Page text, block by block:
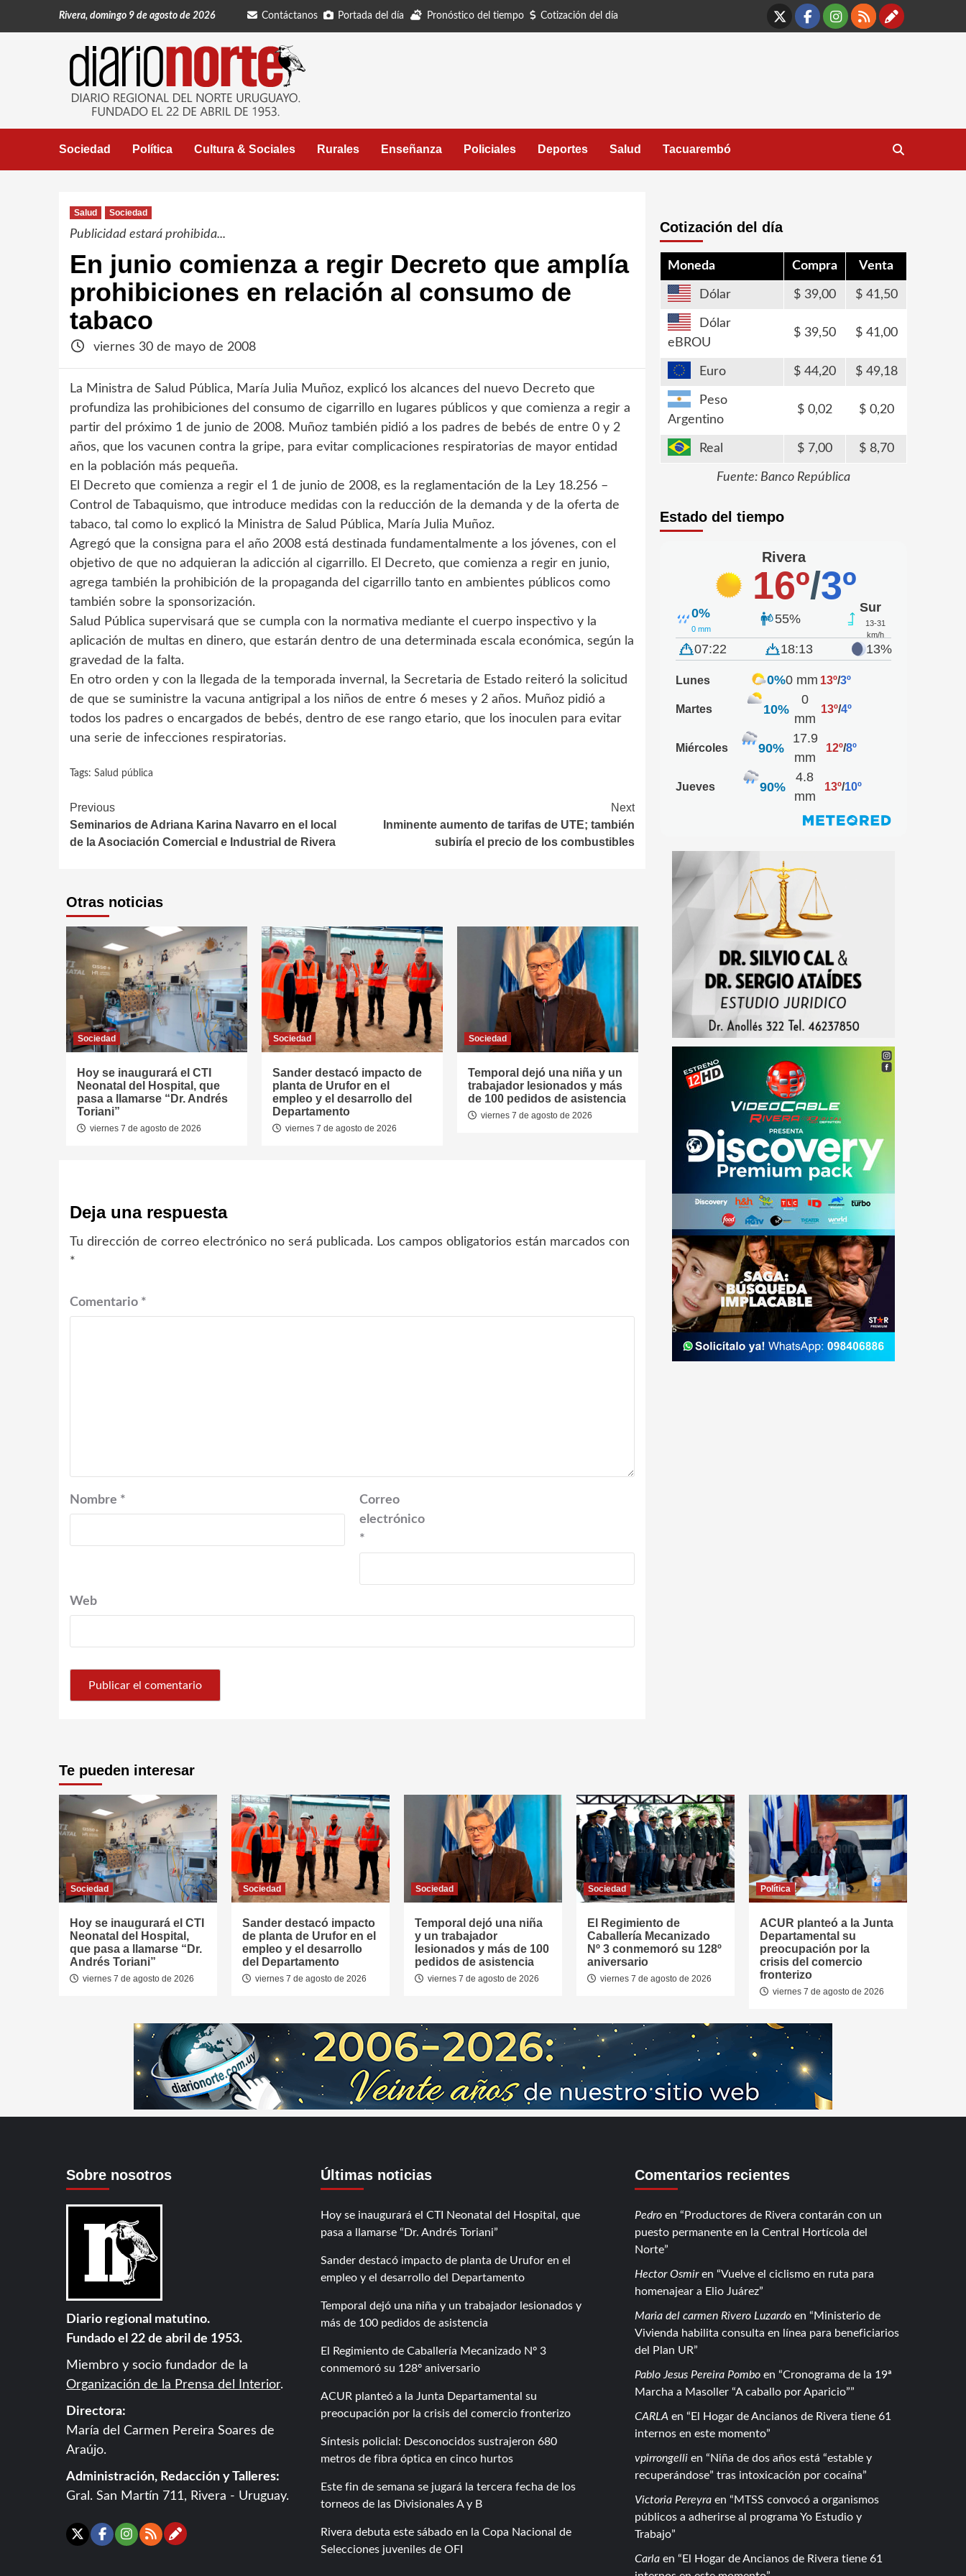
Rivera, domingo 9 de agosto de 2026 Contáctanos Portada del día Pronóstico del tiempo Cotización del día
X Facebook
Instagram
RSS
Sociedad Política Cultura & Sociales Rurales Enseñanza Policiales Deportes Salud Tacuarembó
Salud Sociedad
Publicidad estará prohibida...
En junio comienza a regir Decreto que amplía
prohibiciones en relación al consumo de
tabaco
viernes 30 de mayo de 2008
La Ministra de Salud Pública, María Julia Muñoz, explicó los alcances del nuevo Decreto que
profundiza las prohibiciones del consumo de cigarrillo en lugares públicos y que comienza a regir a
partir del próximo 1 de junio de 2008. Muñoz también pidió a los padres de bebés de entre 0 y 2
años, que los vacunen contra la gripe, para evitar complicaciones respiratorias de mayor entidad
en la población más pequeña.
El Decreto que comienza a regir el 1 de junio de 2008, es la reglamentación de la Ley 18.256 –
Control de Tabaquismo, que introduce medidas con la reducción de la demanda y de la oferta de
tabaco, tal como lo explicó la Ministra de Salud Pública, María Julia Muñoz.
Agregó que la consigna para el año 2008 está destinada fundamentalmente a los jóvenes, con el
objetivo de que no adquieran la adicción al cigarrillo. El Decreto, que comienza a regir en junio,
agrega también la prohibición de la propaganda del cigarrillo tanto en ambientes públicos como
también sobre la sponsorización.
Salud Pública supervisará que se cumpla con la normativa mediante el cuerpo inspectivo y la
aplicación de multas en dinero, que estarán dentro de una determinada escala económica, según la
gravedad de la falta.
En otro orden y con la llegada de la temporada invernal, la Secretaria de Estado reiteró la solicitud
de que se suministre la vacuna antigripal a los niños de entre 6 meses y 2 años. Muñoz pidió a
todos los padres o encargados de bebés, dentro de ese rango etario, que los inoculen para evitar
una serie de infecciones respiratorias.
Tags: Salud pública
Continue
Reading
Previous
Seminarios de Adriana Karina Navarro en el local
de la Asociación Comercial e Industrial de Rivera
Next
Inminente aumento de tarifas de UTE; también
subiría el precio de los combustibles
Otras noticias
Sociedad
Hoy se inaugurará el CTI
Neonatal del Hospital, que
pasa a llamarse “Dr. Andrés
Toriani”
viernes 7 de agosto de 2026
Sociedad
Sander destacó impacto de
planta de Urufor en el
empleo y el desarrollo del
Departamento
viernes 7 de agosto de 2026
Sociedad
Temporal dejó una niña y un
trabajador lesionados y más
de 100 pedidos de asistencia
viernes 7 de agosto de 2026
Deja una respuesta
Tu dirección de correo electrónico no será publicada. Los campos obligatorios están marcados con
*
Comentario *
Nombre *
Correo
electrónico
*
Web
Cotización del día
Moneda Compra Venta
Dólar 39,00 41,50
Dólar
eBROU
39,50 41,00
Euro 44,20 49,18
Peso
Argentino
0,02 0,20
Real 7,00 8,70
Fuente: Banco República
Estado del tiempo
Rivera
16º/3º
0%
0 mm
55%
Sur
13-31
km/h
07:22 18:13 13%
Lunes 0%0 mm 13º/3º
Martes 10%
0
mm
13º/4º
Miércoles 90%
17.9
mm
12º/8º
Jueves 90%
4.8
mm
13º/10º
Te pueden interesar
Sociedad
Hoy se inaugurará el CTI
Neonatal del Hospital,
que pasa a llamarse “Dr.
Andrés Toriani”
viernes 7 de agosto de 2026
Sociedad
Sander destacó impacto
de planta de Urufor en el
empleo y el desarrollo
del Departamento
viernes 7 de agosto de 2026
Sociedad
Temporal dejó una niña
y un trabajador
lesionados y más de 100
pedidos de asistencia
viernes 7 de agosto de 2026
Sociedad
El Regimiento de
Caballería Mecanizado
Nº 3 conmemoró su 128º
aniversario
viernes 7 de agosto de 2026
Política
ACUR planteó a la Junta
Departamental su
preocupación por la
crisis del comercio
fronterizo
viernes 7 de agosto de 2026
Sobre nosotros
Diario regional matutino.
Fundado el 22 de abril de 1953.
Miembro y socio fundador de la
Organización de la Prensa del Interior.
Directora:
María del Carmen Pereira Soares de
Araújo.
Administración, Redacción y Talleres:
Gral. San Martín 711, Rivera - Uruguay.
X Facebook
Instagram
RSSContáctanos
Últimas noticias
Hoy se inaugurará el CTI Neonatal del Hospital, que
pasa a llamarse “Dr. Andrés Toriani”
Sander destacó impacto de planta de Urufor en el
empleo y el desarrollo del Departamento
Temporal dejó una niña y un trabajador lesionados y
más de 100 pedidos de asistencia
El Regimiento de Caballería Mecanizado Nº 3
conmemoró su 128º aniversario
ACUR planteó a la Junta Departamental su
preocupación por la crisis del comercio fronterizo
Síntesis policial: Desconocidos sustrajeron 680
metros de fibra óptica en cinco hurtos
Este fin de semana se jugará la tercera fecha de los
torneos de las Divisionales A y B
Rivera debuta este sábado en la Copa Nacional de
Selecciones juveniles de OFI
Comentarios recientes
Pedroen
Productores de Rivera contarán con un
puesto permanente en la Central Hortícola del
Norte
Hector Osmiren
Vuelve el ciclismo en ruta para
homenajear a Elio Juárez
Maria del carmen Rivero Luzardoen
Ministerio de
Vivienda habilita consulta en línea para beneficiarios
del Plan UR
Pablo Jesus Pereira Pomboen
Cronograma de la 19ª
Marcha a Masoller “A caballo por Aparicio”
CARLA en
El Hogar de Ancianos de Rivera tiene 61
internos en este momento
vpirrongellien
Niña de dos años está “estable y
recuperándose” tras intoxicación por cocaína
Victoria Pereyraen
MTSS convocó a organismos
públicos a adherirse al programa Yo Estudio y
Trabajo
Carlaen
El Hogar de Ancianos de Rivera tiene 61